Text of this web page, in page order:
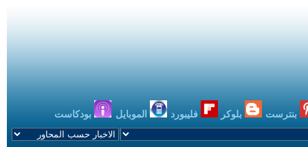
بنترست بلوكر فليبورد الموبايل بودكاست